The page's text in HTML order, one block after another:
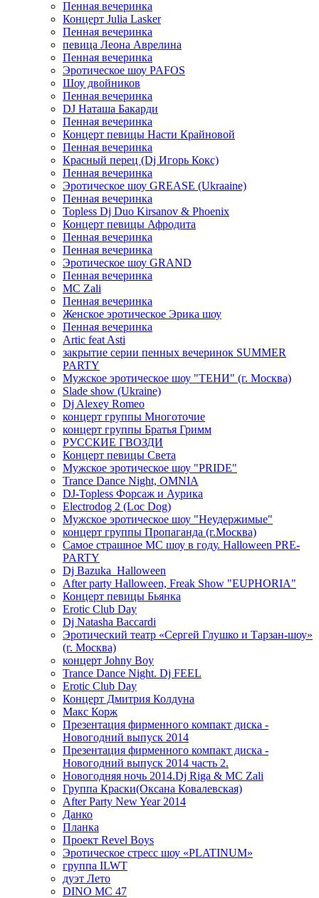
Пенная вечеринка
Концерт Julia Lasker
Пенная вечеринка
певица Леона Аврелина
Пенная вечеринка
Эротическое шоу PAFOS
Шоу двойников
Пенная вечеринка
DJ Наташа Бакарди
Пенная вечеринка
Концерт певицы Насти Крайновой
Пенная вечеринка
Красный перец (Dj Игорь Кокс)
Пенная вечеринка
Эротическое шоу GREASE (Ukraaine)
Пенная вечеринка
Topless Dj Duo Kirsanov & Phoenix
Концерт певицы Афродита
Пенная вечеринка
Пенная вечеринка
Эротическое шоу GRAND
Пенная вечеринка
MC Zali
Пенная вечеринка
Женское эротическое Эрика шоу
Пенная вечеринка
Artic feat Asti
закрытие серии пенных вечеринок SUMMER
PARTY
Мужское эротическое шоу "ТЕНИ" (г. Москва)
Slade show (Ukraine)
Dj Alexey Romeo
концерт группы Многоточие
концерт группы Братья Гримм
РУССКИЕ ГВОЗДИ
Концерт певицы Света
Мужское эротическое шоу "PRIDE"
Trance Dance Night, OMNIA
DJ-Topless Форсаж и Аурика
Electrodog 2 (Loc Dog)
Мужское эротическое шоу "Неудержимые"
концерт группы Пропаганда (г.Москва)
Самое страшное МС шоу в году. Halloween PRE-
PARTY
Dj Bazuka_Halloween
After party Halloween, Freak Show "EUPHORIA"
Концерт певицы Бьянка
Erotic Club Day
Dj Natasha Baccardi
Эротический театр «Сергей Глушко и Тарзан-шоу»
(г. Москва)
концерт Johny Boy
Trance Dance Night. Dj FEEL
Erotic Club Day
Концерт Дмитрия Колдуна
Макс Корж
Презентация фирменного компакт диска -
Новогодний выпуск 2014
Презентация фирменного компакт диска -
Новогодний выпуск 2014 часть 2.
Новогодняя ночь 2014.Dj Riga & MC Zali
Группа Краски(Оксана Ковалевская)
After Party New Year 2014
Данко
Планка
Проект Revel Boys
Эротическое стресс шоу «PLATINUM»
группа ILWT
дуэт Лето
DINO MC 47